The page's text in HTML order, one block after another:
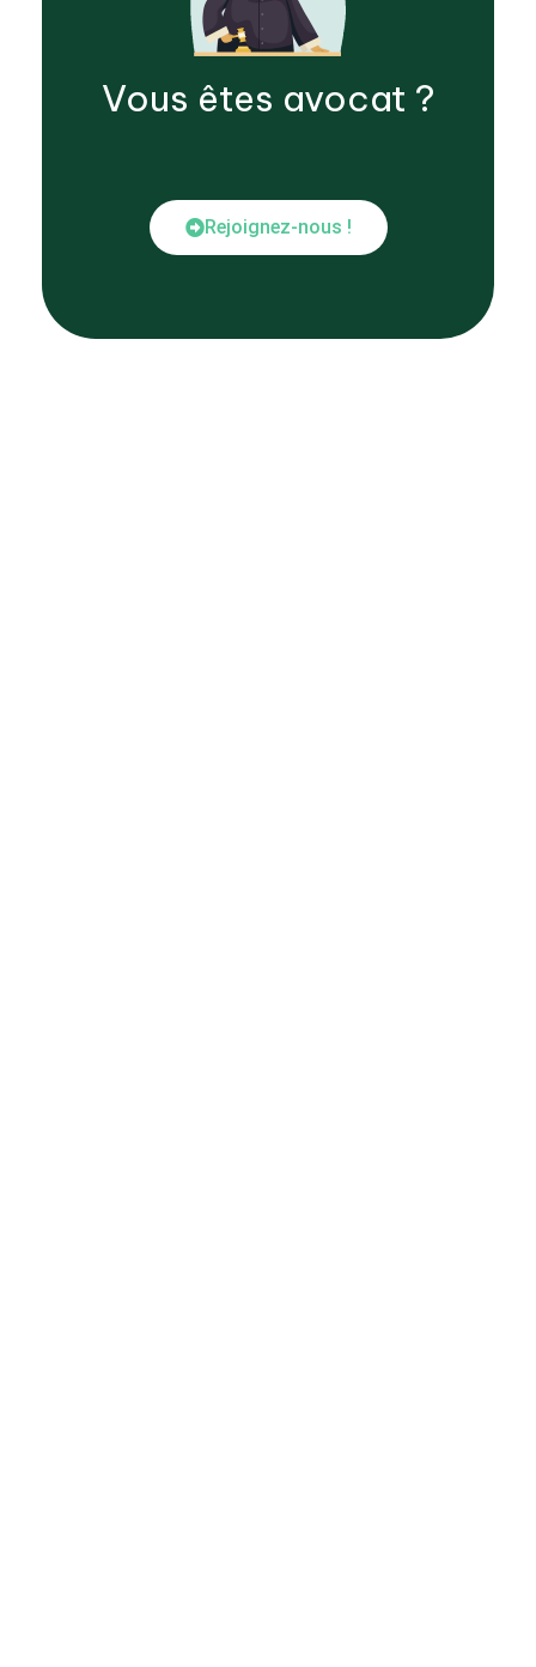
Vous êtes avocat ?
Rejoignez-nous !